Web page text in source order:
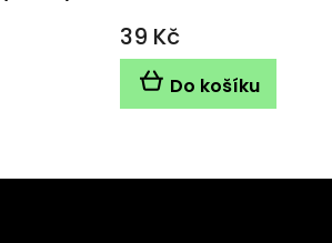
39 Kč
Do košíku